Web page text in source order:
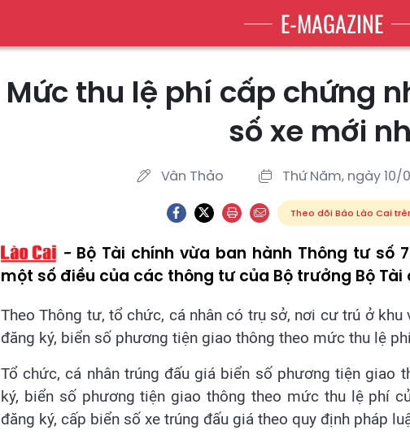
E-MAGAZINE
Mức thu lệ phí cấp chứng
số xe mới
Vân Thảo Thứ Năm, ngày 10/
Theo dõi Báo Lào Cai
Bộ Tài chính vừa ban hành Thông tư số
một số điều của các thông tư của Bộ trưởng Bộ Tài
Theo Thông tư, tổ chức, cá nhân có trụ sở, nơi cư trú ở
đăng ký, biển số phương tiện giao thông theo mức thu lệ
Tổ chức, cá nhân trúng đấu giá biển số phương tiện giao
ký, biển số phương tiện giao thông theo mức thu lệ phí
đăng ký, cấp biển số xe trúng đấu giá theo quy định pháp